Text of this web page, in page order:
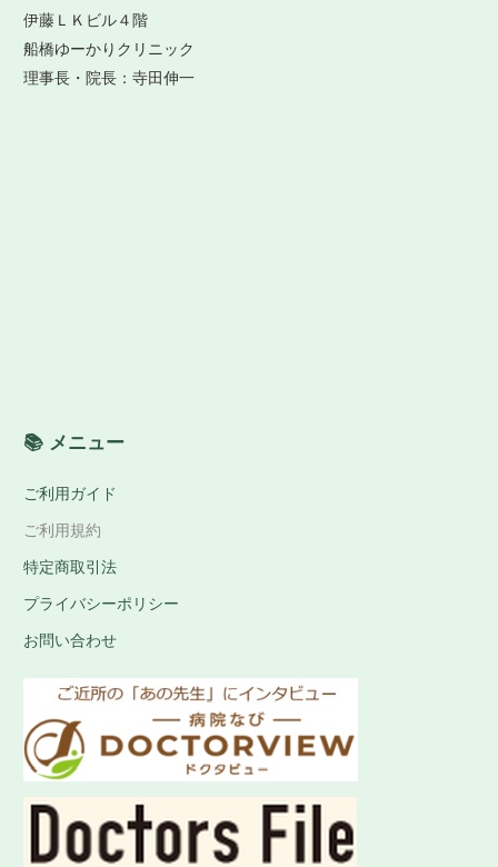
伊藤ＬＫビル４階
船橋ゆーかりクリニック
理事長・院長：寺田伸一
📚 メニュー
ご利用ガイド
ご利用規約
特定商取引法
プライバシーポリシー
お問い合わせ